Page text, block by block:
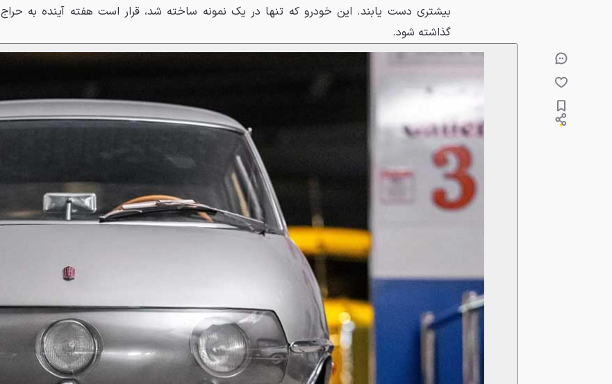
بیشتری دست یابند. این خودرو که تنها در یک نمونه ساخته شد، قرار است هفته آینده به حراج
گذاشته شود.